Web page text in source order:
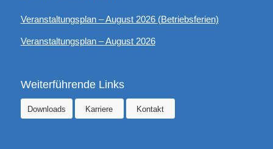
Veranstaltungsplan – August 2026 (Betriebsferien)
Veranstaltungsplan – August 2026
Weiterführende Links
Downloads Karriere Kontakt